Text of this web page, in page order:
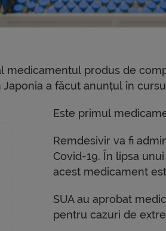
medicamentul produs de
a făcut anunțul în
Este primul
Remdesivir va fi
Covid-19. În lipsa
acest medicament
SUA au aprobat
pentru cazuri de